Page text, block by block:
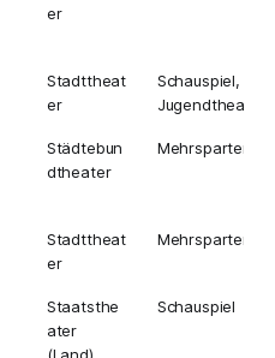
er
Stadttheat
er
Schauspiel,
Jugendtheater
Städtebun
dtheater
Mehrsparten
Stadttheat
er
Mehrsparten
Staatsthe
ater
Schauspiel